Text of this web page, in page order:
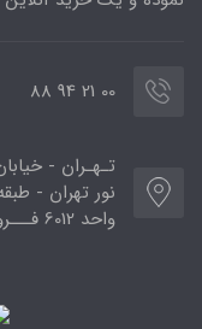
00 21 94 88
تـهـران -
نور تهران -
واحد 6012 فـــروش هـمـکـار : واحد 6014